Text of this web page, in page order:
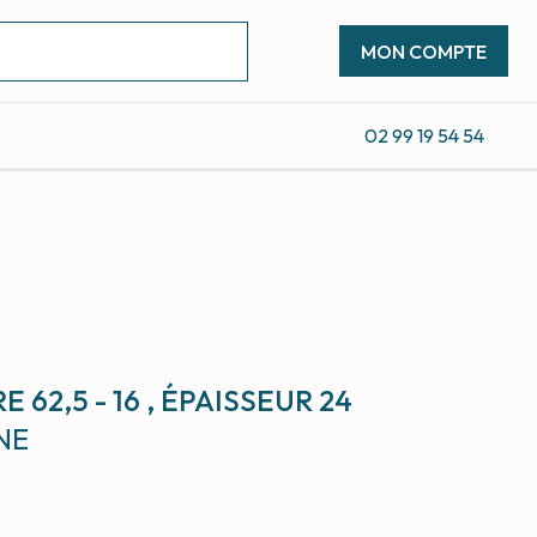
MON COMPTE
02 99 19 54 54
62,5 - 16 , ÉPAISSEUR 24